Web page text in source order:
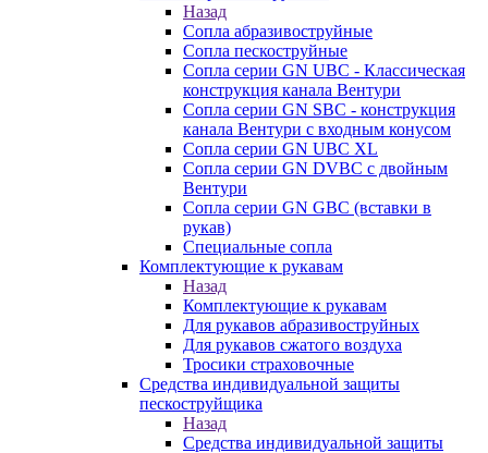
Назад
Сопла абразивоструйные
Сопла пескоструйные
Сопла серии GN UBC - Классическая
конструкция канала Вентури
Сопла серии GN SBC - конструкция
канала Вентури c входным конусом
Сопла серии GN UBC XL
Сопла серии GN DVBC с двойным
Вентури
Сопла серии GN GBC (вставки в
рукав)
Специальные сопла
Комплектующие к рукавам
Назад
Комплектующие к рукавам
Для рукавов абразивоструйных
Для рукавов сжатого воздуха
Тросики страховочные
Средства индивидуальной защиты
пескоструйщика
Назад
Средства индивидуальной защиты